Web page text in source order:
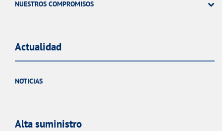
NUESTROS COMPROMISOS
Actualidad
NOTICIAS
Alta suministro